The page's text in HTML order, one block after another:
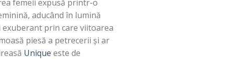
femeii expusă printr-o
aducând în lumină
exuberant prin care viitoarea
piesă a petrecerii și ar
Unique este de